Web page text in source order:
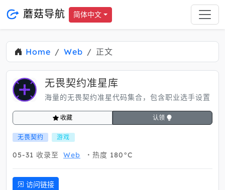
蘑菇导航 简体中文
Home Web 正文
无畏契约准星库
海量的无畏契约准星代码集合，包含职业选手设置
收藏 认领
无畏契约 游戏
05-31 收录至 Web 热度 180°C
访问链接